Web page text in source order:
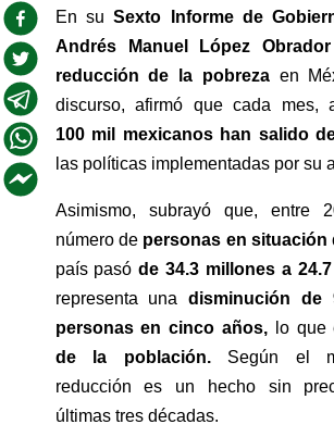
En su Sexto Informe de
Andrés Manuel López Obrador
reducción de la pobreza en
100 mil mexicanos han salido
las políticas implementadas por su
Asimismo, subrayó que, entre
número de personas en situación
país pasó de 34.3 millones a
representa una disminución de
personas en cinco años, lo que
de la población. Según el
reducción es un hecho sin
últimas tres décadas.